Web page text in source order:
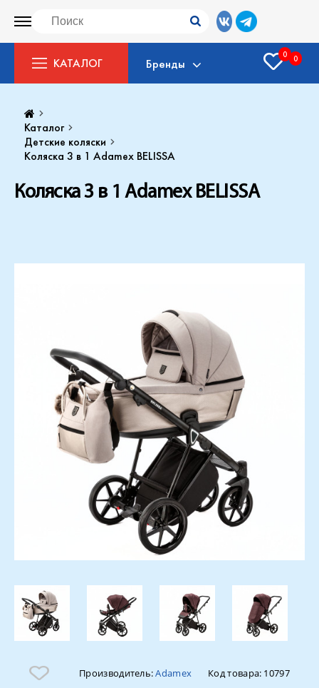
КАТАЛОГ Бренды
0 0
Каталог
Детские коляски
Коляска 3 в 1 Adamex BELISSA
Коляска 3 в 1 Adamex BELISSA
Производитель:Adamex Код товара: 10797